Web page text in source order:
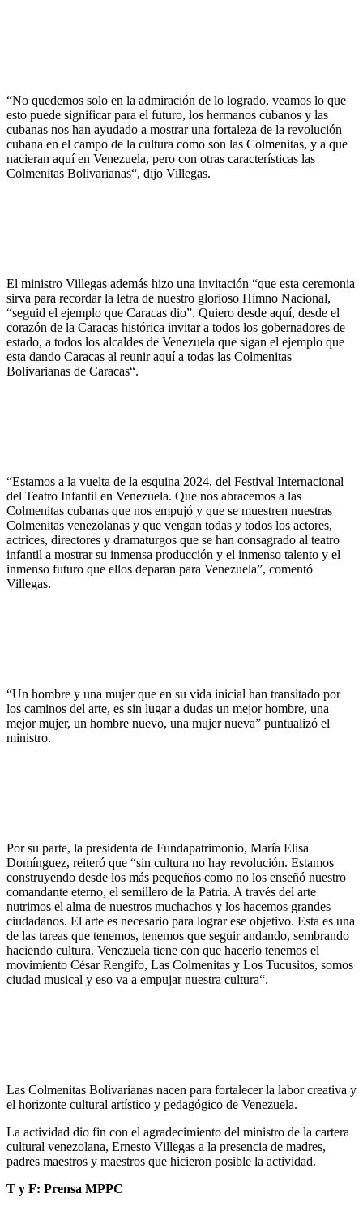
“No quedemos solo en la admiración de lo logrado, veamos lo que
esto puede significar para el futuro, los hermanos cubanos y las
cubanas nos han ayudado a mostrar una fortaleza de la revolución
cubana en el campo de la cultura como son las Colmenitas, y a que
nacieran aquí en Venezuela, pero con otras características las
Colmenitas Bolivarianas“, dijo Villegas.
El ministro Villegas además hizo una invitación “que esta ceremonia
sirva para recordar la letra de nuestro glorioso Himno Nacional,
“seguid el ejemplo que Caracas dio”. Quiero desde aquí, desde el
corazón de la Caracas histórica invitar a todos los gobernadores de
estado, a todos los alcaldes de Venezuela que sigan el ejemplo que
esta dando Caracas al reunir aquí a todas las Colmenitas
Bolivarianas de Caracas“.
“Estamos a la vuelta de la esquina 2024, del Festival Internacional
del Teatro Infantil en Venezuela. Que nos abracemos a las
Colmenitas cubanas que nos empujó y que se muestren nuestras
Colmenitas venezolanas y que vengan todas y todos los actores,
actrices, directores y dramaturgos que se han consagrado al teatro
infantil a mostrar su inmensa producción y el inmenso talento y el
inmenso futuro que ellos deparan para Venezuela”, comentó
Villegas.
“Un hombre y una mujer que en su vida inicial han transitado por
los caminos del arte, es sin lugar a dudas un mejor hombre, una
mejor mujer, un hombre nuevo, una mujer nueva” puntualizó el
ministro.
Por su parte, la presidenta de Fundapatrimonio, María Elisa
Domínguez, reiteró que “sin cultura no hay revolución. Estamos
construyendo desde los más pequeños como no los enseñó nuestro
comandante eterno, el semillero de la Patria. A través del arte
nutrimos el alma de nuestros muchachos y los hacemos grandes
ciudadanos. El arte es necesario para lograr ese objetivo. Esta es una
de las tareas que tenemos, tenemos que seguir andando, sembrando
haciendo cultura. Venezuela tiene con que hacerlo tenemos el
movimiento César Rengifo, Las Colmenitas y Los Tucusitos, somos
ciudad musical y eso va a empujar nuestra cultura“.
Las Colmenitas Bolivarianas nacen para fortalecer la labor creativa y
el horizonte cultural artístico y pedagógico de Venezuela.
La actividad dio fin con el agradecimiento del ministro de la cartera
cultural venezolana, Ernesto Villegas a la presencia de madres,
padres maestros y maestros que hicieron posible la actividad.
T y F: Prensa MPPC